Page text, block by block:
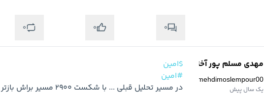
0
0
0
مهدی مسلم پور آخته خانه
mehdimoslempour00
یک سال پیش
$امین
#امین
در مسیر تحلیل قبلی ... با شکست 2900 مسیر براش بازتر خواهد شد